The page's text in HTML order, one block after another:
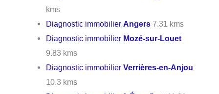
kms
Diagnostic immobilierAngers 7.31 kms
Diagnostic immobilier Mozé-sur-Louet
9.83 kms
Diagnostic immobilierVerrières-en-Anjou
10.3 kms